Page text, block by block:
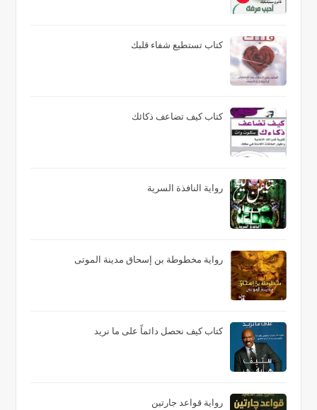
كتاب تستطيع شفاء قلبك
كتاب كيف تضاعف ذكائك
رواية النافذة السرية
رواية مخطوطة بن إسحاق مدينة الموتى
كتاب كيف نحصل دائماً على ما نريد
رواية قواعد جارتين